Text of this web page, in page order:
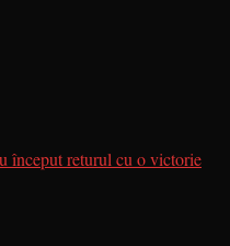
început returul cu o victorie